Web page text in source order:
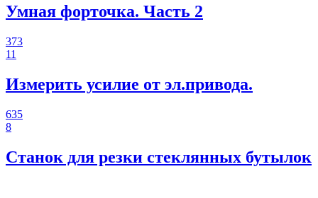
Умная форточка. Часть 2
373
11
Измерить усилие от эл.привода.
635
8
Станок для резки стеклянных бутылок